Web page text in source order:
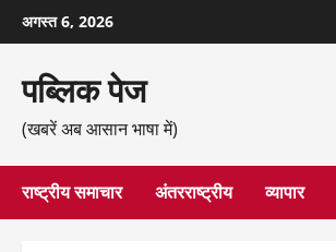
छोड़कर
सामग्री
अगस्त 6, 2026
पब्लिक पेज
(खबरें अब आसान भाषा में)
राष्ट्रीय समाचार अंतरराष्ट्रीय व्यापार